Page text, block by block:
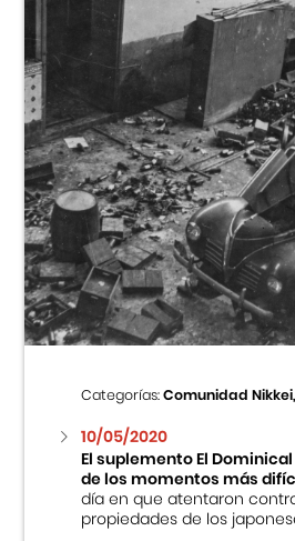
Categorías:Comunidad
10/05/2020
El suplemento El
de los momentos más
día en que atentaron
propiedades de los